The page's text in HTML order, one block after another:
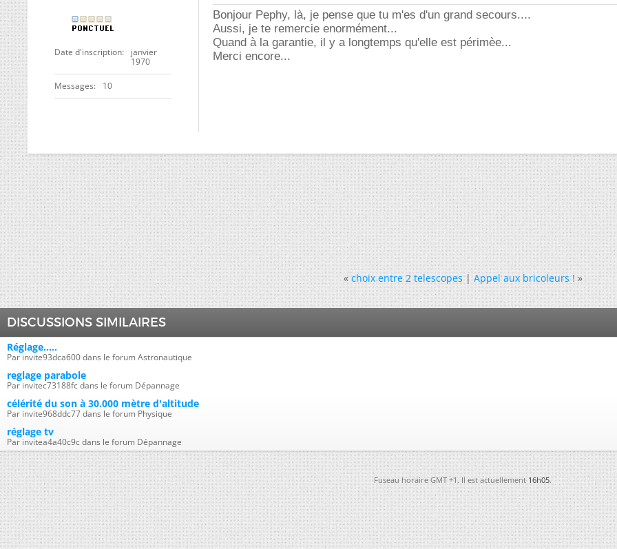
Date d'inscription
janvier
1970
Messages 10
Bonjour Pephy, là, je pense que tu m'es d'un grand secours....
Aussi, je te remercie enormément...
Quand à la garantie, il y a longtemps qu'elle est périmèe...
Merci encore...
« choix entre 2 telescopes|Appel aux bricoleurs ! »
DISCUSSIONS SIMILAIRES
Réglage.....
Par invite93dca600 dans le forum Astronautique
reglage parabole
Par invitec73188fc dans le forum Dépannage
célérité du son à 30.000 mètre d'altitude
Par invite968ddc77 dans le forum Physique
réglage tv
Par invitea4a40c9c dans le forum Dépannage
Fuseau horaire GMT +1. Il est actuellement16h05.